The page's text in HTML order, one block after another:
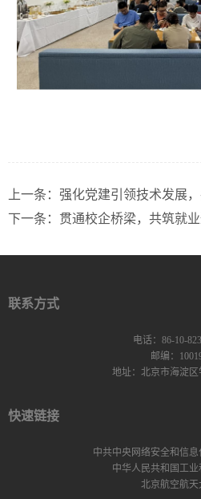
上一条： 强化党建引领技术发展
下一条： 贯通校企桥梁，共筑就
联系方式
电话：86-10-
邮编：
地址：北京市海淀区
快速链接
中共中央网络安全和信
中华人民共和国工业
北京航空航天